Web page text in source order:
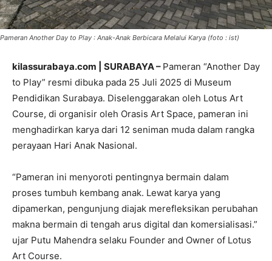
Pameran Another Day to Play : Anak-Anak Berbicara Melalui Karya (foto : ist)
kilassurabaya.com | SURABAYA – Pameran “Another Day
to Play” resmi dibuka pada 25 Juli 2025 di Museum
Pendidikan Surabaya. Diselenggarakan oleh Lotus Art
Course, di organisir oleh Orasis Art Space, pameran ini
menghadirkan karya dari 12 seniman muda dalam rangka
perayaan Hari Anak Nasional.
“Pameran ini menyoroti pentingnya bermain dalam
proses tumbuh kembang anak. Lewat karya yang
dipamerkan, pengunjung diajak merefleksikan perubahan
makna bermain di tengah arus digital dan komersialisasi.”
ujar Putu Mahendra selaku Founder and Owner of Lotus
Art Course.